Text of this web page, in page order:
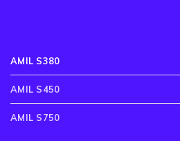
AMIL S380
AMIL S450
AMIL S750